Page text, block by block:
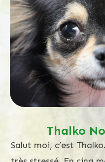
Thalko
Salut moi, c’est